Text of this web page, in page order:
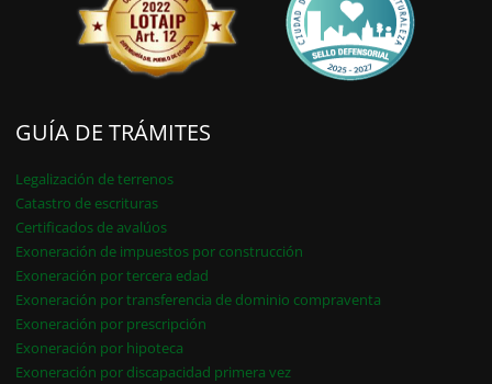
GUÍA DE TRÁMITES
Legalización de terrenos
Catastro de escrituras
Certificados de avalúos
Exoneración de impuestos por construcción
Exoneración por tercera edad
Exoneración por transferencia de dominio compraventa
Exoneración por prescripción
Exoneración por hipoteca
Exoneración por discapacidad primera vez